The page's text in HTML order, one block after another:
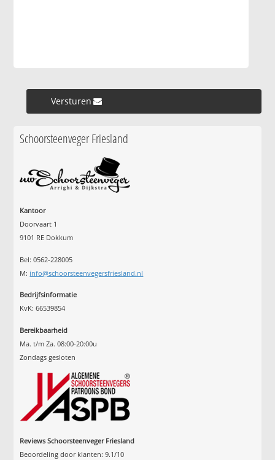
Versturen »
Schoorsteenveger Friesland
Kantoor
Doorvaart 1
9101 RE Dokkum
Bel: 0562-228005
M: info@schoorsteenvegersfriesland.nl
Bedrijfsinformatie
KvK: 66539854
Bereikbaarheid
Ma. t/m Za. 08:00-20:00u
Zondags gesloten
Reviews Schoorsteenveger Friesland
Beoordeling door klanten:9.1/10